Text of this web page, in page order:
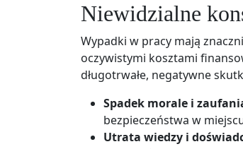
Niewidzialne
Wypadki w pracy mają
oczywistymi kosztami
długotrwałe, negatywne
Spadek morale i
bezpieczeństwa w
Utrata wiedzy i